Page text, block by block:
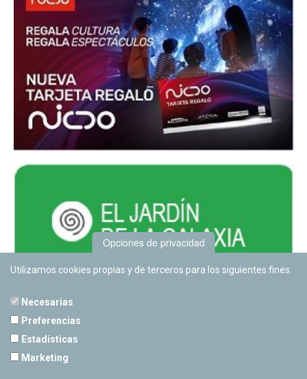
Opciones de privacidad
Utilizamos cookies propias y de terceros para los siguientes fines:
Necesarias
Preferencias
Estadísticas
Marketing